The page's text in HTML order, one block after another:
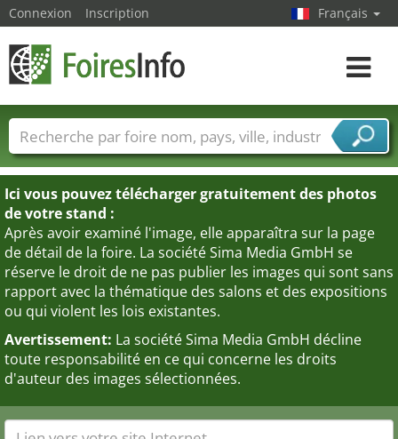
Ici vous pouvez télécharger gratuitement des photos
de votre stand :
Après avoir examiné l'image, elle apparaîtra sur la page
de détail de la foire. La société Sima Media GmbH se
réserve le droit de ne pas publier les images qui sont sans
rapport avec la thématique des salons et des expositions
ou qui violent les lois existantes.
Avertissement: La société Sima Media GmbH décline
toute responsabilité en ce qui concerne les droits
d'auteur des images sélectionnées.
Connexion Inscription Français
Toggle
Foire noms Pays Villes
Secteurs de foire
Secteurs du fournisseur de services